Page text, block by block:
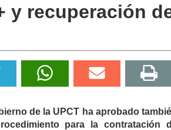
y recuperación
de la UPCT ha aprobado
para la contratación